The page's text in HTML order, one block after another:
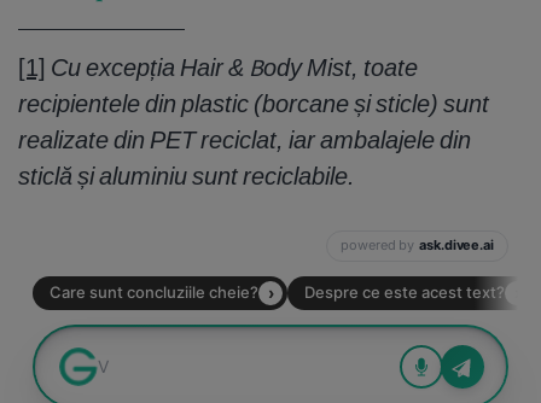
[1] Cu excepția Hair & Body Mist, toate
recipientele din plastic (borcane și sticle) sunt
realizate din PET reciclat, iar ambalajele din
sticlă și aluminiu sunt reciclabile.